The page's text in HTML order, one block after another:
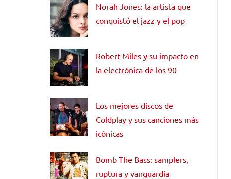
Norah Jones: la artista que
conquistó el jazz y el pop
Robert Miles y su impacto en
la electrónica de los 90
Los mejores discos de
Coldplay y sus canciones más
icónicas
Bomb The Bass: samplers,
ruptura y vanguardia